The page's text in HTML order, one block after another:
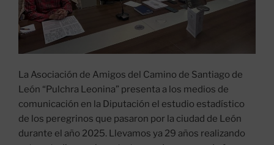
La Asociación de Amigos del Camino de Santiago de
León “Pulchra Leonina” presenta a los medios de
comunicación en la Diputación el estudio estadístico
de los peregrinos que pasaron por la ciudad de León
durante el año 2025. Llevamos ya 29 años realizando